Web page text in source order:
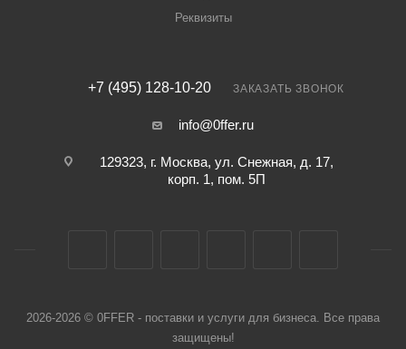
Реквизиты
+7 (495) 128-10-20 ЗАКАЗАТЬ ЗВОНОК
info@0ffer.ru
129323, г. Москва, ул. Снежная, д. 17,
корп. 1, пом. 5П
2026-2026 © 0FFER - поставки и услуги для бизнеса. Все права
защищены!